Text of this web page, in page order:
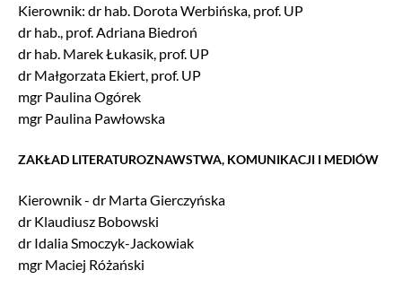
Kierownik: dr hab. Dorota Werbińska, prof. UP
dr hab., prof. Adriana Biedroń
dr hab. Marek Łukasik, prof. UP
dr Małgorzata Ekiert, prof. UP
mgr Paulina Ogórek
mgr Paulina Pawłowska
ZAKŁAD LITERATUROZNAWSTWA, KOMUNIKACJI I MEDIÓW
Kierownik - dr Marta Gierczyńska
dr Klaudiusz Bobowski
dr Idalia Smoczyk-Jackowiak
mgr Maciej Różański